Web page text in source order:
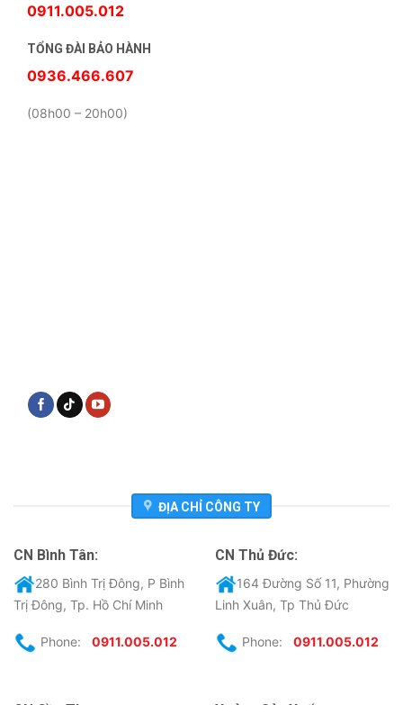
0911.005.012
TỔNG ĐÀI BẢO HÀNH
0936.466.607
(08h00 – 20h00)
ĐỊA CHỈ CÔNG TY
CN Bình Tân:
280 Bình Trị Đông, P Bình
Trị Đông, Tp. Hồ Chí Minh
Phone: 0911.005.012
CN Thủ Đức:
164 Đường Số 11, Phường
Linh Xuân, Tp Thủ Đức
Phone: 0911.005.012